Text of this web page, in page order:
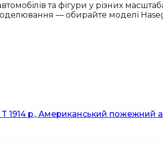
та фігури у різних
— обирайте моделі